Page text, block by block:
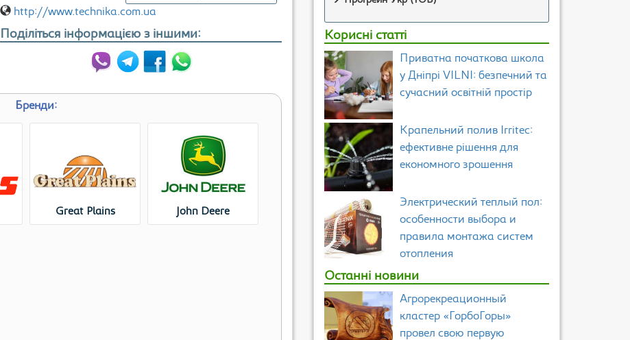
http://www.technika.com.ua
Поділіться інформацією з іншими:
Бренди:
Great Plains John Deere
Корисні статті
Приватна початкова школа
у Дніпрі VILNI: безпечний та
сучасний освітній простір
Крапельний полив Irritec:
ефективне рішення для
економного зрошення
Электрический теплый пол:
особенности выбора и
правила монтажа систем
отопления
Останні новини
Агрорекреационный
кластер «ГорбоГоры»
провел свою первую